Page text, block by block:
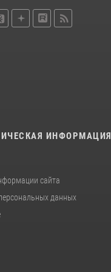
ИНФОРМАЦИЯ
сайта
данных